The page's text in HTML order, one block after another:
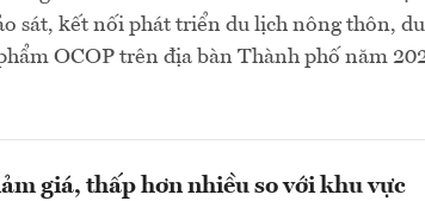
sát, kết nối phát triển du lịch nông thôn,
OCOP trên địa bàn Thành phố năm
giá, thấp hơn nhiều so với khu vực